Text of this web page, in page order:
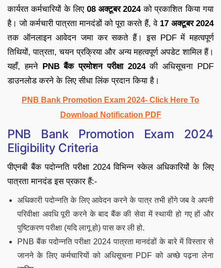
कार्यरत कर्मचारियों के लिए 08 अक्टूबर 2024को प्रकाशित किया गया
है। जो कर्मचारी पात्रता मानदंडों को पूरा करते हैं, वे 17 अक्टूबर 2024
तक ऑनलाइन आवेदन जमा कर सकते हैं। इस PDF में महत्वपूर्ण
तिथियों, पात्रता, चयन प्रक्रिया और अन्य महत्वपूर्ण अपडेट शामिल हैं।
यहाँ, हमने PNB बैंक प्रमोशन परीक्षा 2024की अधिसूचना PDF
डाउनलोड करने के लिए सीधा लिंक प्रदान किया है।
PNB Bank Promotion Exam 2024- Click Here To
Download Notification PDF
PNB Bank Promotion Exam 2024
Eligibility Criteria
पीएनबी बैंक पदोन्नति परीक्षा 2024 विभिन्न स्केल अधिकारियों के लिए
पात्रता मानदंड इस प्रकार हैं:-
अधिकारी पदोन्नति के लिए आवेदन करने के पात्र तभी होंगे जब वे अपनी
परिवीक्षा अवधि पूरी करने के बाद बैंक की सेवा में स्थायी हो गए हों और
पुष्टिकरण परीक्षा (यदि लागू हो) पास कर ली हो.
PNB बैंक पदोन्नति परीक्षा 2024 पात्रता मानदंडों के बारे में विस्तार से
जानने के लिए कर्मचारियों को अधिसूचना PDF को अच्छे पढ़ना लेना